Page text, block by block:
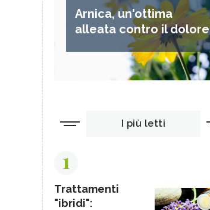
Arnica, un'ottima
alleata contro il dolore
I più letti
1
Trattamenti
"ibridi":